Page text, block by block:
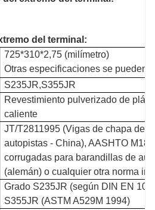
del terminal:
725*310*2,75 (milímetro)
Otras especificaciones se pueden
S235JR,S355JR
Revestimiento pulverizado de
caliente
JT/T2811995 (Vigas de chapa de
autopistas - China), AASHTO
corrugadas para barandillas de
(alemán) o cualquier otra norma
Grado S235JR (según DIN EN
S355JR (ASTM A529M 1994)